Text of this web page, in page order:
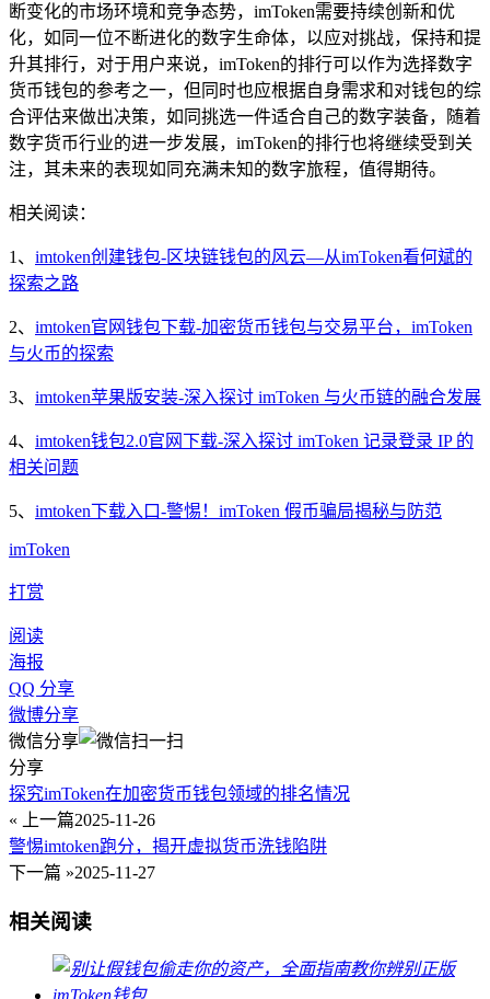
断变化的市场环境和竞争态势，imToken需要持续创新和优
化，如同一位不断进化的数字生命体，以应对挑战，保持和提
升其排行，对于用户来说，imToken的排行可以作为选择数字
货币钱包的参考之一，但同时也应根据自身需求和对钱包的综
合评估来做出决策，如同挑选一件适合自己的数字装备，随着
数字货币行业的进一步发展，imToken的排行也将继续受到关
注，其未来的表现如同充满未知的数字旅程，值得期待。
相关阅读：
1、 imtoken创建钱包-区块链钱包的风云—从imToken看何斌的
探索之路
2、 imtoken官网钱包下载-加密货币钱包与交易平台，imToken
与火币的探索
3、 imtoken苹果版安装-深入探讨 imToken 与火币链的融合发展
4、 imtoken钱包2.0官网下载-深入探讨 imToken 记录登录 IP 的
相关问题
5、 imtoken下载入口-警惕！imToken 假币骗局揭秘与防范
imToken
打赏
阅读
海报
QQ 分享
微博分享
微信分享
分享
探究imToken在加密货币钱包领域的排名情况
« 上一篇2025-11-26
警惕imtoken跑分，揭开虚拟货币洗钱陷阱
下一篇 »2025-11-27
相关阅读